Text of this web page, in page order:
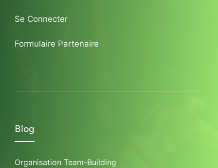
Se Connecter
Formulaire Partenaire
Blog
Organisation Team-Building